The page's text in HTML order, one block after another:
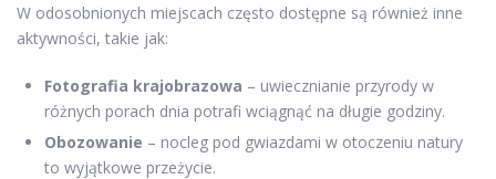
W odosobnionych miejscach często dostępne są również inne
aktywności, takie jak:
Fotografia krajobrazowa – uwiecznianie przyrody w
różnych porach dnia potrafi wciągnąć na długie godziny.
Obozowanie – nocleg pod gwiazdami w otoczeniu natury
to wyjątkowe przeżycie.